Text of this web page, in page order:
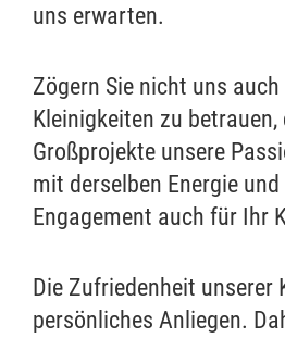
uns erwarten.
Zögern Sie nicht uns
Kleinigkeiten zu
Großprojekte unsere
mit derselben Energie
Engagement auch für Ihr
Die Zufriedenheit unserer
persönliches Anliegen.